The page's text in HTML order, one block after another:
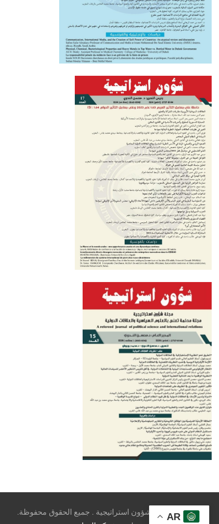
© 2026 - مجلة شؤون استراتيجية . جميع الحقوق محفوظة.
AR